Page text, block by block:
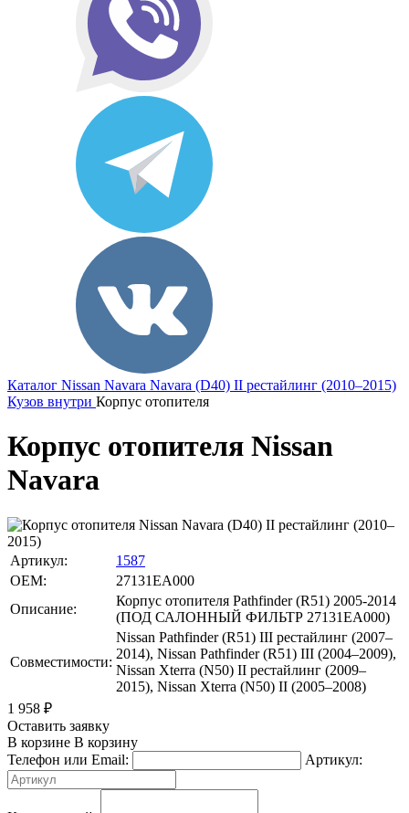
Каталог Nissan Navara Navara (D40) II рестайлинг (2010–2015)
Кузов внутри Корпус отопителя
Корпус отопителя Nissan
Navara
Артикул:
1587
OEM:
27131EA000
Описание:
Корпус отопителя Pathfinder (R51) 2005-2014
(ПОД САЛОННЫЙ ФИЛЬТР 27131EA000)
Совместимости:
Nissan Pathfinder (R51) III рестайлинг (2007–
2014), Nissan Pathfinder (R51) III (2004–2009),
Nissan Xterra (N50) II рестайлинг (2009–
2015), Nissan Xterra (N50) II (2005–2008)
1 958 ₽
Оставить заявку
В корзине В корзину
Телефон или Email:
Артикул: